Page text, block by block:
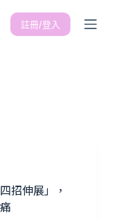
註冊/登入
招伸展」，